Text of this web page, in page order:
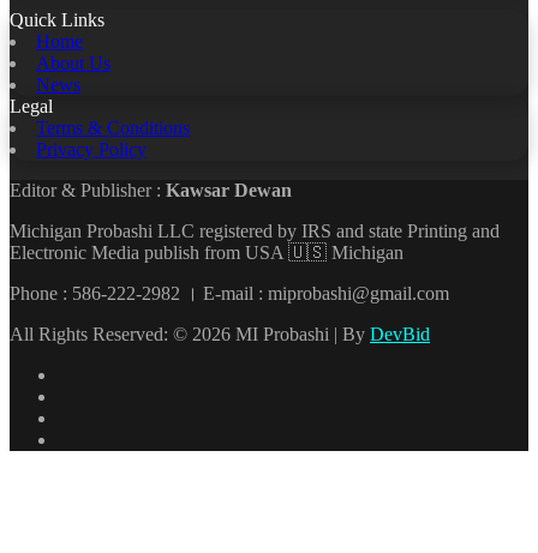
Quick Links
Home
About Us
News
Legal
Terms & Conditions
Privacy Policy
Editor & Publisher : Kawsar Dewan
Michigan Probashi LLC registered by IRS and state Printing and
Electronic Media publish from USA 🇺🇸 Michigan
Phone : 586-222-2982 । E-mail : miprobashi@gmail.com
All Rights Reserved: © 2026 MI Probashi | By DevBid